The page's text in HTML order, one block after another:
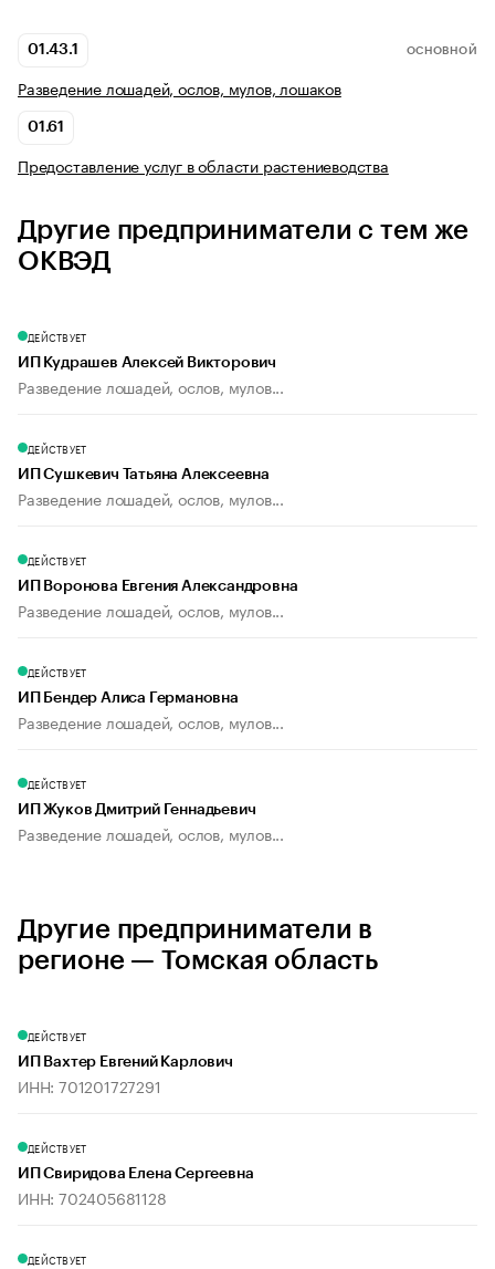
01.43.1 ОСНОВНОЙ
Разведение лошадей, ослов, мулов, лошаков
01.61
Предоставление услуг в области растениеводства
Другие предприниматели с тем же
ОКВЭД
ДЕЙСТВУЕТ
ИП Кудрашев Алексей Викторович
Разведение лошадей, ослов, мулов...
ДЕЙСТВУЕТ
ИП Сушкевич Татьяна Алексеевна
Разведение лошадей, ослов, мулов...
ДЕЙСТВУЕТ
ИП Воронова Евгения Александровна
Разведение лошадей, ослов, мулов...
ДЕЙСТВУЕТ
ИП Бендер Алиса Германовна
Разведение лошадей, ослов, мулов...
ДЕЙСТВУЕТ
ИП Жуков Дмитрий Геннадьевич
Разведение лошадей, ослов, мулов...
Другие предприниматели в
регионе — Томская область
ДЕЙСТВУЕТ
ИП Вахтер Евгений Карлович
ИНН: 701201727291
ДЕЙСТВУЕТ
ИП Свиридова Елена Сергеевна
ИНН: 702405681128
ДЕЙСТВУЕТ